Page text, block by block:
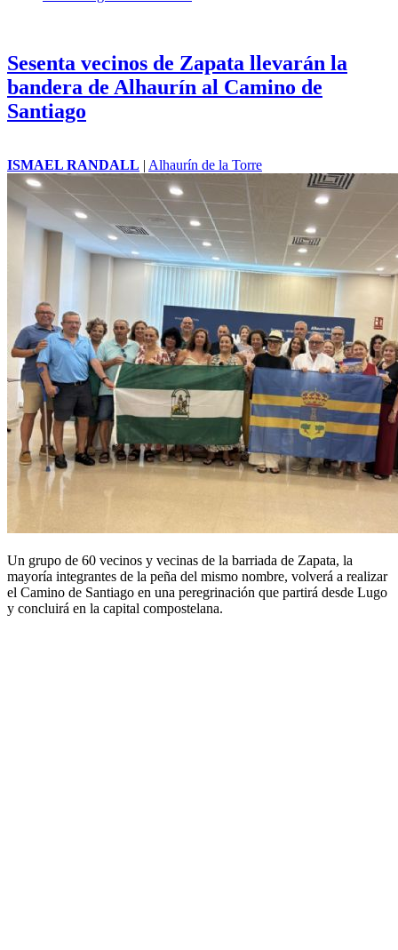
Sesenta vecinos de Zapata llevarán la
bandera de Alhaurín al Camino de
Santiago
ISMAEL RANDALL | Alhaurín de la Torre
Un grupo de 60 vecinos y vecinas de la barriada de Zapata, la
mayoría integrantes de la peña del mismo nombre, volverá a realizar
el Camino de Santiago en una peregrinación que partirá desde Lugo
y concluirá en la capital compostelana.